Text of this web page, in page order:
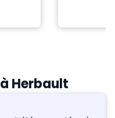
Herbault